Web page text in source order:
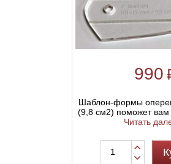
990
Шаблон-формы
(9,8 см2) поможет вам
Читать